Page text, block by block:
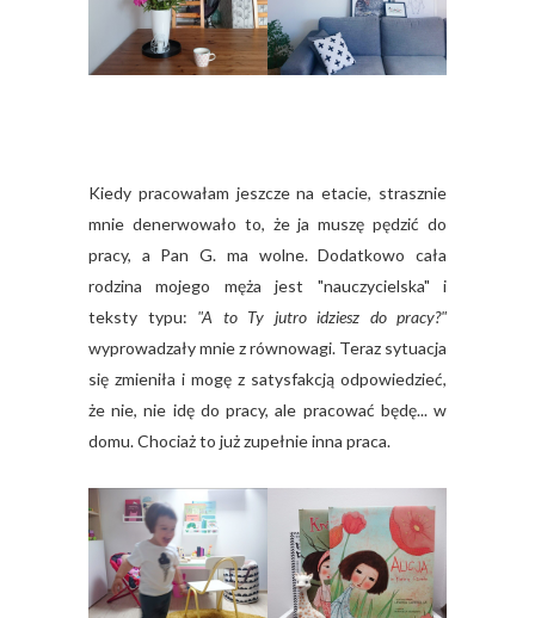
Kiedy pracowałam jeszcze na etacie, strasznie
mnie denerwowało to, że ja muszę pędzić do
pracy, a Pan G. ma wolne. Dodatkowo cała
rodzina mojego męża jest "nauczycielska" i
teksty typu: "A to Ty jutro idziesz do pracy?"
wyprowadzały mnie z równowagi. Teraz sytuacja
się zmieniła i mogę z satysfakcją odpowiedzieć,
że nie, nie idę do pracy, ale pracować będę... w
domu. Chociaż to już zupełnie inna praca.